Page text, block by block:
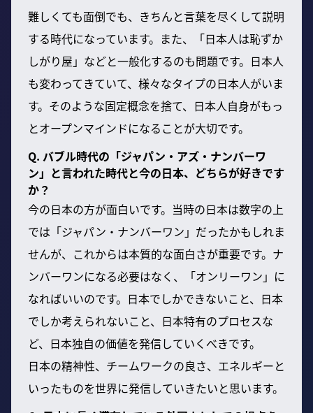
難しくても面倒でも、きちんと言葉を尽くして説明
する時代になっています。また、「日本人は恥ずか
しがり屋」などと一般化するのも問題です。日本人
も変わってきていて、様々なタイプの日本人がいま
す。そのような固定概念を捨て、日本人自身がもっ
とオープンマインドになることが大切です。
Q. バブル時代の「ジャパン・アズ・ナンバーワ
ン」と言われた時代と今の日本、どちらが好きです
か？
今の日本の方が面白いです。当時の日本は数字の上
では「ジャパン・ナンバーワン」だったかもしれま
せんが、これからは本質的な面白さが重要です。ナ
ンバーワンになる必要はなく、「オンリーワン」に
なればいいのです。日本でしかできないこと、日本
でしか考えられないこと、日本特有のプロセスな
ど、日本独自の価値を発信していくべきです。
日本の精神性、チームワークの良さ、エネルギーと
いったものを世界に発信していきたいと思います。